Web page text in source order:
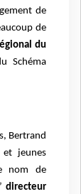
de
de
du
Schéma
Bertrand
et jeunes
nom de
directeur